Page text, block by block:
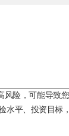
险，可能导致
水平、投资目标